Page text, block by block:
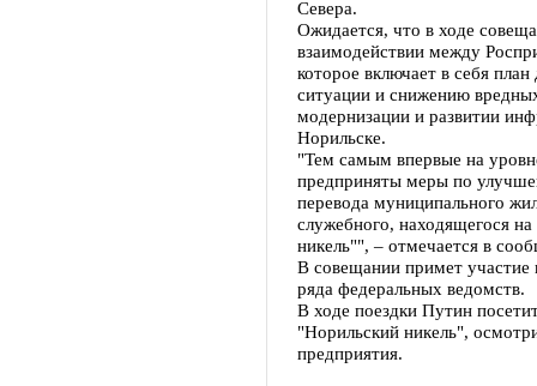
Севера.
Ожидается, что в ходе
взаимодействии между
которое включает в себя
ситуации и снижению
модернизации и развитии
Норильске.
"Тем самым впервые на
предприняты меры по
перевода муниципального
служебного, находящегося
никель"", – отмечается в
В совещании примет участие
ряда федеральных ведомств.
В ходе поездки Путин
"Норильский никель",
предприятия.